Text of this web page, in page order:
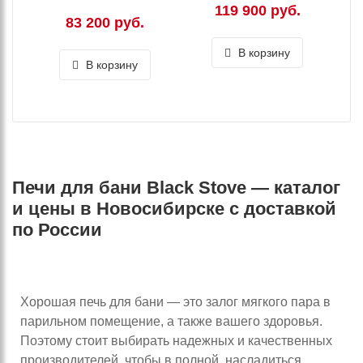
83 200 руб.
В корзину
119 900 руб.
В корзину
Печи для бани Black Stove — каталог
и цены в Новосибирске с доставкой
по России
Хорошая печь для бани — это залог мягкого пара в
парильном помещение, а также вашего здоровья.
Поэтому стоит выбирать надежных и качественных